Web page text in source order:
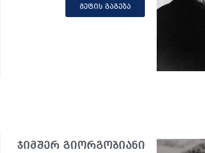
მეტის გაგება
ჯიმშერ გიორგობიანი